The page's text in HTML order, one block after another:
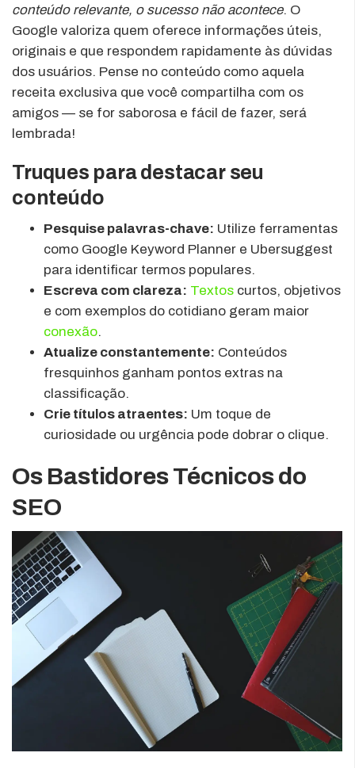
conteúdo relevante, o sucesso não acontece. O
Google valoriza quem oferece informações úteis,
originais e que respondem rapidamente às dúvidas
dos usuários. Pense no conteúdo como aquela
receita exclusiva que você compartilha com os
amigos — se for saborosa e fácil de fazer, será
lembrada!
Truques para destacar seu
conteúdo
Pesquise palavras-chave: Utilize ferramentas
como Google Keyword Planner e Ubersuggest
para identificar termos populares.
Escreva com clareza: Textos curtos, objetivos
e com exemplos do cotidiano geram maior
conexão.
Atualize constantemente: Conteúdos
fresquinhos ganham pontos extras na
classificação.
Crie títulos atraentes: Um toque de
curiosidade ou urgência pode dobrar o clique.
Os Bastidores Técnicos do
SEO